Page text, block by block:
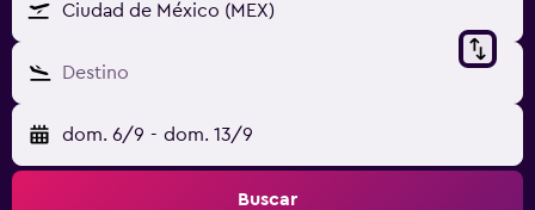
Ciudad de México (MEX)
Destino
dom. 6/9 - dom. 13/9
Buscar